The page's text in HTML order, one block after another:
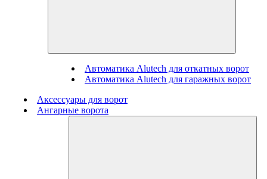
Автоматика Alutech для откатных ворот
Автоматика Alutech для гаражных ворот
Аксессуары для ворот
Ангарные ворота